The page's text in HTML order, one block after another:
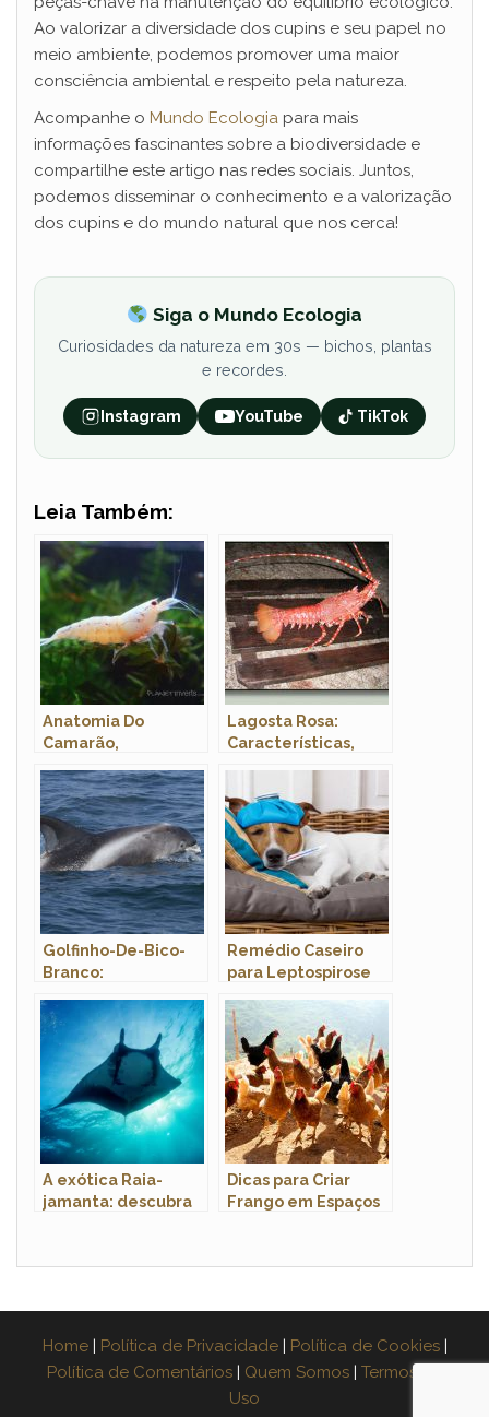
Ao valorizar a diversidade dos cupins e seu papel no
meio ambiente, podemos promover uma maior
consciência ambiental e respeito pela natureza.
Acompanhe o Mundo Ecologia para mais
informações fascinantes sobre a biodiversidade e
compartilhe este artigo nas redes sociais. Juntos,
podemos disseminar o conhecimento e a valorização
dos cupins e do mundo natural que nos cerca!
Siga o Mundo Ecologia
Curiosidades da natureza em 30s — bichos, plantas
e recordes.
Instagram YouTube TikTok
Leia Também:
Anatomia Do
Camarão,
Cientifico
Lagosta Rosa:
Características,
Golfinho-De-Bico-
Branco:
Nome Científico E
Fotos
Remédio Caseiro
para Leptospirose
Funciona?
A exótica Raia-
jamanta: descubra
marinha
Dicas para Criar
Frango em Espaços
Home | Política de Privacidade | Política de Cookies |
Política de Comentários | Quem Somos | Termos de
Uso